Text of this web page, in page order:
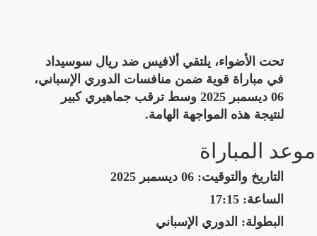
تحت الأضواء، يلتقي ألافيس ضد ريال سوسيداد
في مباراة قوية ضمن منافسات الدوري الإسباني،
06 ديسمبر 2025 وسط ترقب جماهيري كبير
لنتيجة هذه المواجهة الهامة.
موعد المباراة
التاريخ والتوقيت: 06 ديسمبر 2025
الساعة: 17:15
البطولة: الدوري الإسباني